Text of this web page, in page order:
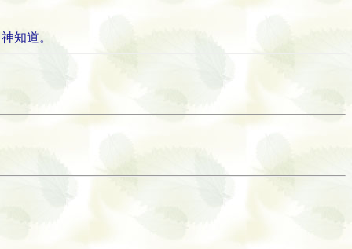
知道。